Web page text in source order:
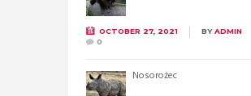
OCTOBER 27, 2021 BYADMIN
0
Nosorożec